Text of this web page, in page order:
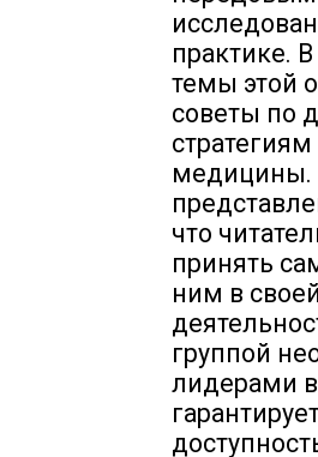
практике.
темы этой
советы по
медицины.
что
принять
ним в
группой
лидерами в